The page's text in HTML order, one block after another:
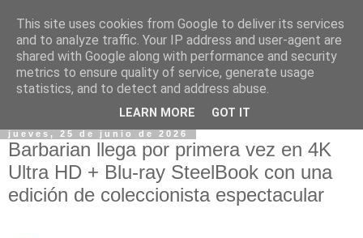
jueves, 25 de junio de 2026
Barbarian llega por primera vez en 4K
Ultra HD + Blu-ray SteelBook con una
edición de coleccionista espectacular
This site uses cookies from Google to deliver its services
and to analyze traffic. Your IP address and user-agent are
shared with Google along with performance and security
metrics to ensure quality of service, generate usage
statistics, and to detect and address abuse.
LEARN MORE GOT IT